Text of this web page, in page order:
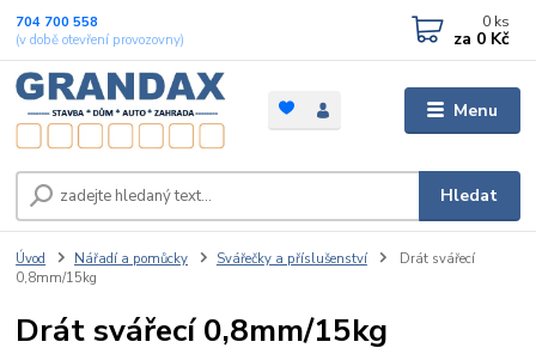
Menu
Hledat
704 700 558
(v době otevření provozovny)
0 ks
za 0 Kč
Úvod Nářadí a pomůcky Svářečky a příslušenství
Drát svářecí
0,8mm/15kg
Drát svářecí 0,8mm/15kg